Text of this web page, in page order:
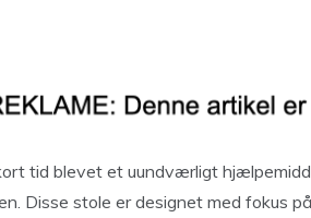
tid blevet et uundværligt
Disse stole er designet med fokus